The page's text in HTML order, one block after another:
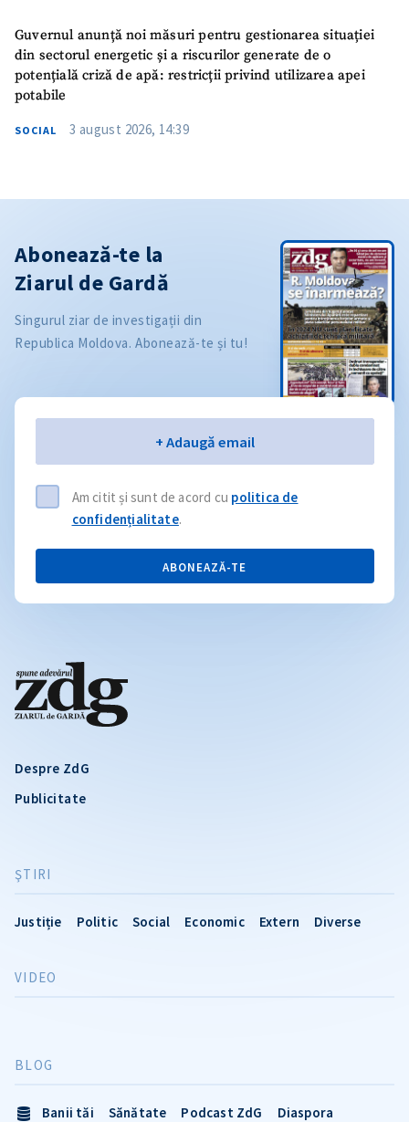
Guvernul anunță noi măsuri pentru gestionarea situației
din sectorul energetic și a riscurilor generate de o
potențială criză de apă: restricții privind utilizarea apei
potabile
SOCIAL 3 august 2026, 14:39
Despre ZdG
Publicitate
ŞTIRI
Justiție Politic Social Economic Extern Diverse
VIDEO
BLOG
Banii tăi Sănătate Podcast ZdG
Diaspora
Abonează-te la
Ziarul de Gardă
Singurul ziar de investigații din
Republica Moldova. Abonează-te și tu!
+ Adaugă email
Am citit și sunt de acord cu politica de
confidențialitate.
ABONEAZĂ-TE